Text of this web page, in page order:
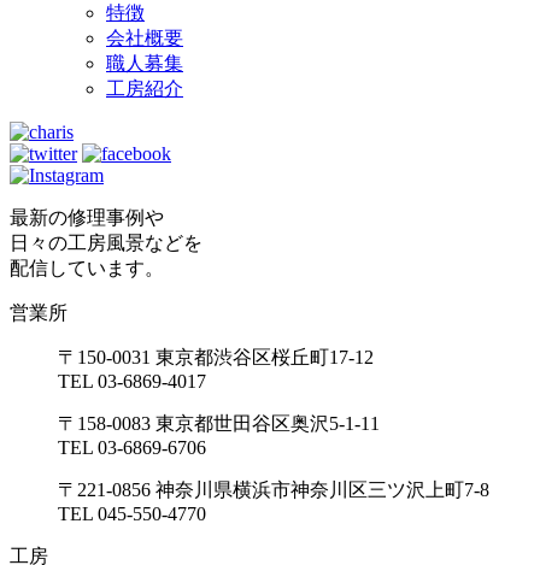
特徴
会社概要
職人募集
工房紹介
最新の修理事例や
日々の工房風景などを
配信しています。
営業所
〒150-0031 東京都渋谷区桜丘町17-12
TEL 03-6869-4017
〒158-0083 東京都世田谷区奥沢5-1-11
TEL 03-6869-6706
〒221-0856 神奈川県横浜市神奈川区三ツ沢上町7-8
TEL 045-550-4770
工房